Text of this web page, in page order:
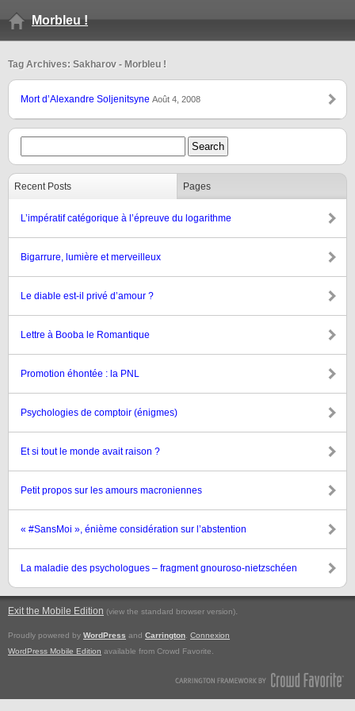
Morbleu !
Tag Archives: Sakharov - Morbleu !
Mort d’Alexandre Soljenitsyne Août 4, 2008
Recent Posts Pages
L’impératif catégorique à l’épreuve du logarithme
Bigarrure, lumière et merveilleux
Le diable est-il privé d’amour ?
Lettre à Booba le Romantique
Promotion éhontée : la PNL
Psychologies de comptoir (énigmes)
Et si tout le monde avait raison ?
Petit propos sur les amours macroniennes
« #SansMoi », énième considération sur l’abstention
La maladie des psychologues – fragment gnouroso-nietzschéen
Exit the Mobile Edition (view the standard browser version).
Proudly powered by WordPress and Carrington Connexion
WordPress Mobile Edition available from Crowd Favorite.